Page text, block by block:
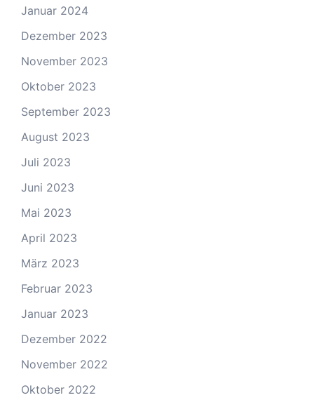
Januar 2024
Dezember 2023
November 2023
Oktober 2023
September 2023
August 2023
Juli 2023
Juni 2023
Mai 2023
April 2023
März 2023
Februar 2023
Januar 2023
Dezember 2022
November 2022
Oktober 2022